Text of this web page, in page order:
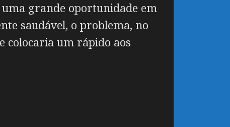
grande oportunidade em
saudável, o problema, no
colocaria um rápido aos